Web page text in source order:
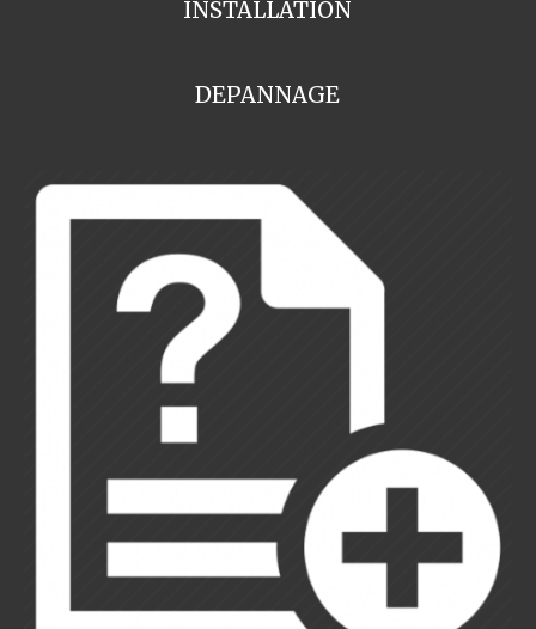
INSTALLATION
DEPANNAGE